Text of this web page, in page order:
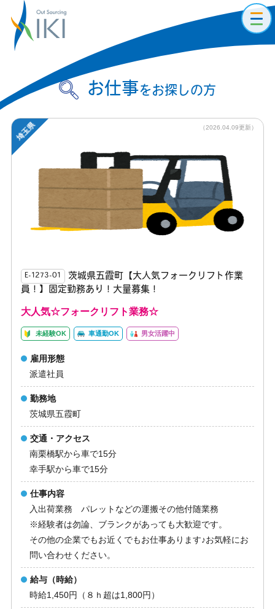
お仕事をお探しの方
E-1273-01
茨城県五霞町【大人気フォークリフト作業
員！】固定勤務あり！大量募集！
大人気☆フォークリフト業務☆
未経験OK 車通勤OK 男女活躍中
雇用形態
派遣社員
勤務地
茨城県五霞町
交通・アクセス
南栗橋駅から車で15分
幸手駅から車で15分
仕事内容
入出荷業務 パレットなどの運搬その他付随業務
※経験者は勿論、ブランクがあっても大歓迎です。
その他の企業でもお近くでもお仕事あります♪お気軽にお
問い合わせください。
給与（時給）
時給1,450円（８ｈ超は1,800円）
（2026.04.09更新）
埼玉県